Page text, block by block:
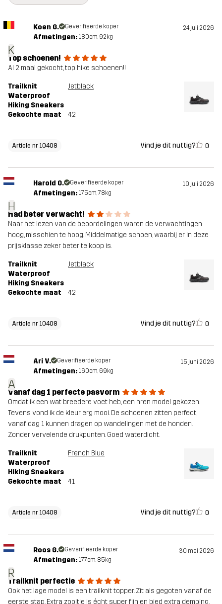
K
Koen G. Geverifieerde koper 24 juli 2026
Afmetingen: 180cm, 92kg
Top schoenen!
Al 2 maal gekocht, top hike schoenen!!
Trailknit
Waterproof
Hiking Sneakers
Jetblack
Gekochte maat 42
Article nr 10408 Vind je dit nuttig? 0
H
Harold O. Geverifieerde koper 10 juli 2026
Afmetingen: 175cm, 78kg
Had beter verwacht!
Naar het lezen van de beoordelingen waren de verwachtingen
hoog, misschien te hoog. Middelmatige schoen, waarbij er in deze
prijsklasse zeker beter te koop is.
Trailknit
Waterproof
Hiking Sneakers
Jetblack
Gekochte maat 42
Article nr 10408 Vind je dit nuttig? 0
A
Ari V. Geverifieerde koper 15 juni 2026
Afmetingen: 160cm, 69kg
Vanaf dag 1 perfecte pasvorm
Omdat ik een wat breedere voet heb, een hren model gekozen.
Tevens vond ik de kleur erg mooi. De schoenen zitten perfect,
vanaf dag 1 kunnen dragen op wandelingen met de honden.
Zonder vervelende drukpunten. Goed waterdicht.
Trailknit
Waterproof
Hiking Sneakers
French Blue
Gekochte maat 41
Article nr 10408 Vind je dit nuttig? 0
R
Roos G. Geverifieerde koper 30 mei 2026
Afmetingen: 177cm, 85kg
Trailknit perfectie
Ook het lage model is een trailknit topper. Zit als gegoten vanaf de
eerste stap. Extra zooltje is écht super fijn en bied extra demping.